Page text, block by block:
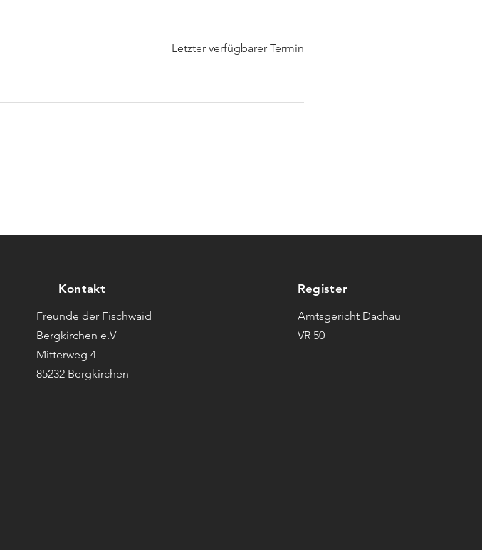
Letzter verfügbarer Termin
Kontakt
Freunde der Fischwaid
Bergkirchen e.V
Mitterweg 4
85232 Bergkirchen
Register
Amtsgericht Dachau
VR 50